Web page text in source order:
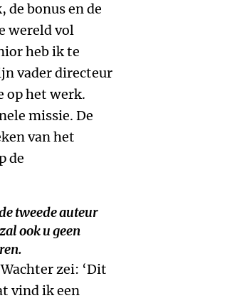
de bonus en de
wereld vol
heb ik te
vader directeur
op het werk.
missie. De
van het
de
tweede auteur
ook u geen
zei: ‘Dit
vind ik een